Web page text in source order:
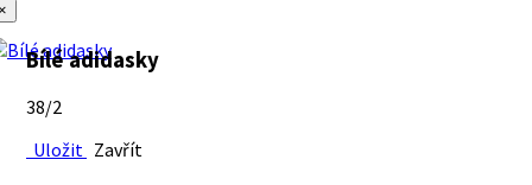
Bílé adidasky
38/2
Uložit Zavřít